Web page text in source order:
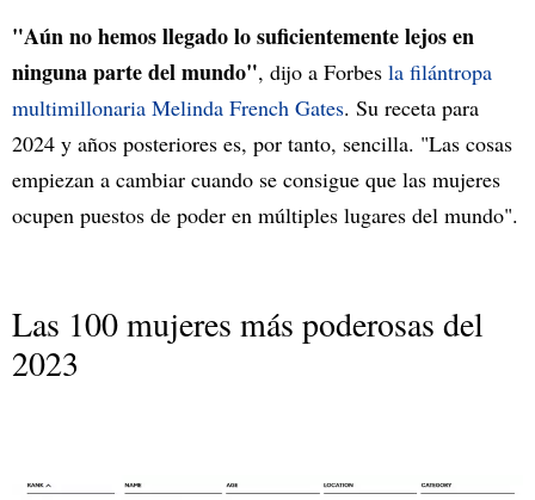
"Aún no hemos llegado lo suficientemente lejos en
ninguna parte del mundo", dijo a Forbes la filántropa
multimillonaria Melinda French Gates. Su receta para
2024 y años posteriores es, por tanto, sencilla. "Las cosas
empiezan a cambiar cuando se consigue que las mujeres
ocupen puestos de poder en múltiples lugares del mundo".
Las 100 mujeres más poderosas del
2023